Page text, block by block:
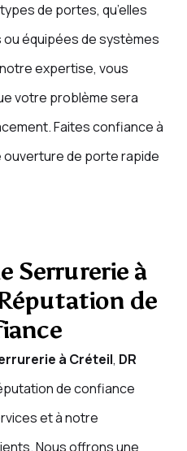
de portes, qu’elles
équipées de systèmes
expertise, vous
votre problème sera
Faites confiance à
de porte rapide
Serrurerie à
de
à Créteil, DR
de confiance
et à notre
Nous offrons une